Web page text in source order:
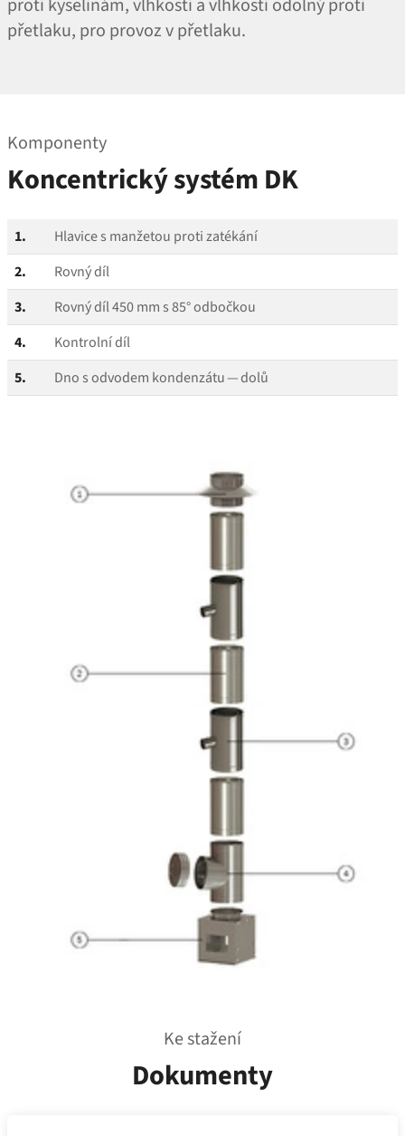
proti kyselinám, vlhkosti a vlhkosti odolný proti
přetlaku, pro provoz v přetlaku.
Komponenty
Koncentrický systém DK
1.
Hlavice s manžetou proti zatékání
2.
Rovný díl
3.
Rovný díl 450 mm s 85° odbočkou
4.
Kontrolní díl
5.
Dno s odvodem kondenzátu — dolů
Ke stažení
Dokumenty